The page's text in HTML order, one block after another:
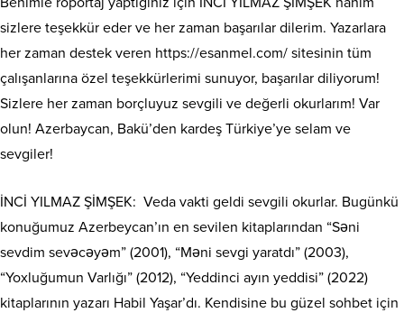
sizlere teşekkür eder ve her zaman başarılar dilerim. Yazarlara
her zaman destek veren https://esanmel.com/ sitesinin tüm
çalışanlarına özel teşekkürlerimi sunuyor, başarılar diliyorum!
Sizlere her zaman borçluyuz sevgili ve değerli okurlarım! Var
olun! Azerbaycan, Bakü’den kardeş Türkiye’ye selam ve
sevgiler!
İNCİ YILMAZ ŞİMŞEK: Veda vakti geldi sevgili okurlar. Bugünkü
konuğumuz Azerbeycan’ın en sevilen kitaplarından “Səni
sevdim sevəcəyəm” (2001), “Məni sevgi yaratdı” (2003),
“Yoxluğumun Varlığı” (2012), “Yeddinci ayın yeddisi” (2022)
kitaplarının yazarı Habil Yaşar’dı. Kendisine bu güzel sohbet için